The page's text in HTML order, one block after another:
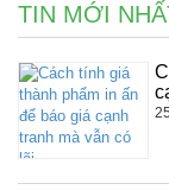
TIN MỚI